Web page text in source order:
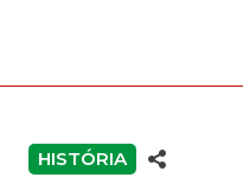
HISTÓRIA